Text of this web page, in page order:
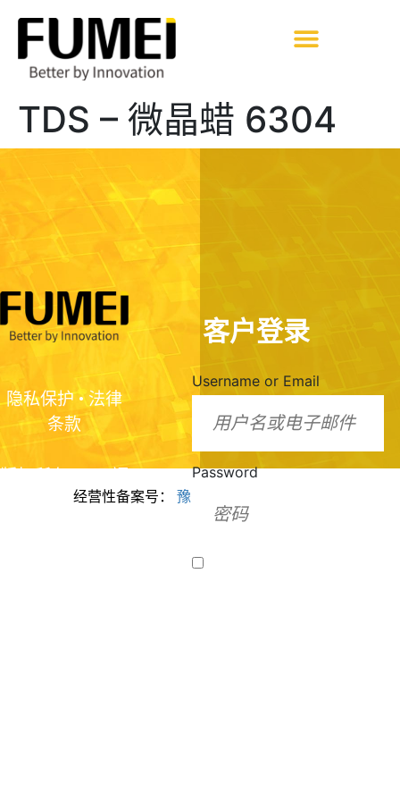
TDS – 微晶蜡 6304
隐私保护•法律
条款
美脂质化学（河
客户登录
Username or Email
Password
经营性备案号： 豫ICP备2024099943号